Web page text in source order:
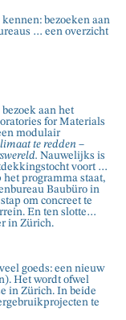
bezoeken aan
… een overzicht
aan het
for Materials
modulair
te redden –
Nauwelijks is
voort …
het programma staat,
Baubüro in
om concreet te
En ten slotte…
in Zürich.
goeds: een nieuw
Het wordt ofwel
in Zürich. In beide
te